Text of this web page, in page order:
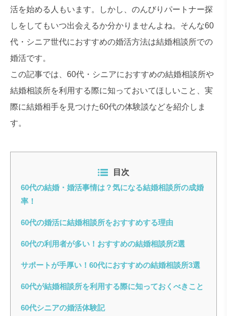
活を始める人もいます。しかし、のんびりパートナー探
しをしてもいつ出会えるか分かりませんよね。そんな60
代・シニア世代におすすめの婚活方法は結婚相談所での
婚活です。
この記事では、60代・シニアにおすすめの結婚相談所や
結婚相談所を利用する際に知っておいてほしいこと、実
際に結婚相手を見つけた60代の体験談などを紹介しま
す。
目次
60代の結婚・婚活事情は？気になる結婚相談所の成婚
率！
60代の婚活に結婚相談所をおすすめする理由
60代の利用者が多い！おすすめの結婚相談所2選
サポートが手厚い！60代におすすめの結婚相談所3選
60代が結婚相談所を利用する際に知っておくべきこと
60代シニアの婚活体験記